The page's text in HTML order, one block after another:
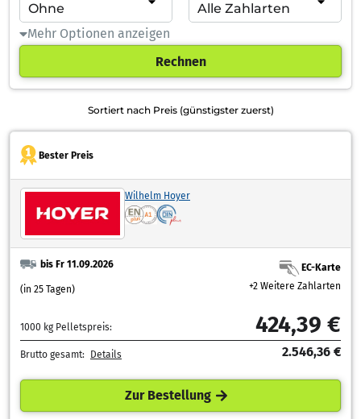
Mehr Optionen anzeigen
Rechnen
Sortiert nach Preis (günstigster zuerst)
Bester Preis
Wilhelm Hoyer
bis Fr 11.09.2026
(in 25 Tagen)
EC-Karte
+2 Weitere Zahlarten
1000 kg Pelletspreis: 424,39 €
Brutto gesamt: Details 2.546,36 €
Zur Bestellung